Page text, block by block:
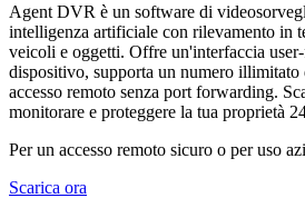
Agent DVR è un software di
intelligenza artificiale con rilevamento in
veicoli e oggetti. Offre un'interfaccia
dispositivo, supporta un numero illimitato
accesso remoto senza port forwarding.
monitorare e proteggere la tua proprietà
Per un accesso remoto sicuro o per uso
Scarica ora